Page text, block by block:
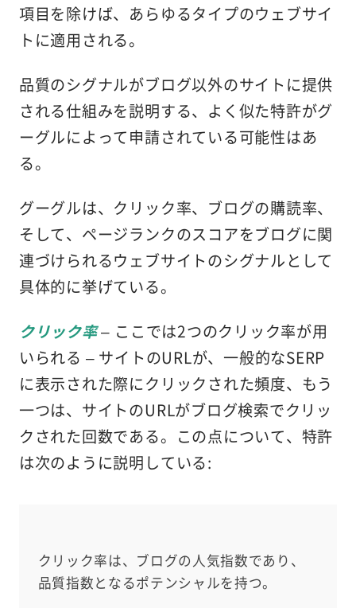
項目を除けば、あらゆるタイプのウェブサイ
トに適用される。
品質のシグナルがブログ以外のサイトに提供
される仕組みを説明する、よく似た特許がグ
ーグルによって申請されている可能性はあ
る。
グーグルは、クリック率、ブログの購読率、
そして、ページランクのスコアをブログに関
連づけられるウェブサイトのシグナルとして
具体的に挙げている。
クリック率– ここでは2つのクリック率が用
いられる – サイトのURLが、一般的なSERP
に表示された際にクリックされた頻度、もう
一つは、サイトのURLがブログ検索でクリッ
クされた回数である。この点について、特許
は次のように説明している:
クリック率は、ブログの人気指数であり、
品質指数となるポテンシャルを持つ。